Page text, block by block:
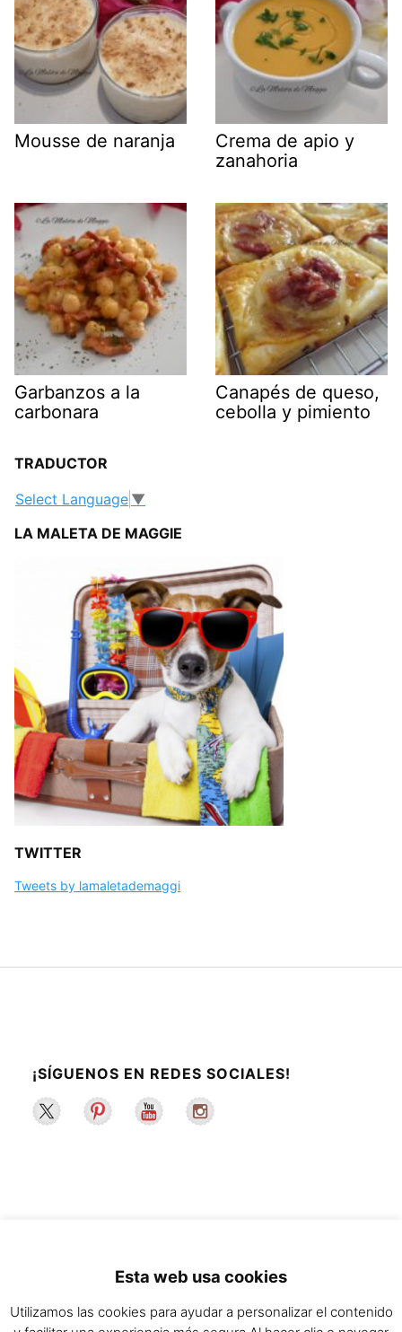
Mousse de naranja
Crema de apio y
zanahoria
Garbanzos a la
carbonara
Canapés de queso,
cebolla y pimiento
TRADUCTOR
Select Language ▼
LA MALETA DE MAGGIE
TWITTER
Tweets by lamaletademaggi
¡SÍGUENOS EN REDES SOCIALES!
2022 ©La Maleta de Maggie | Recetas de
Esta web usa cookies
Utilizamos las cookies para ayudar a personalizar el contenido